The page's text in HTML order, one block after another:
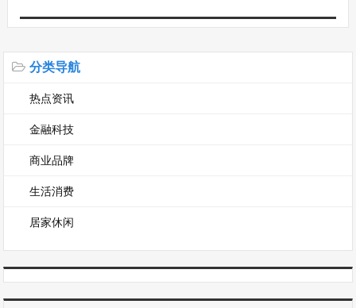
分类导航
热点资讯
金融科技
商业品牌
生活消费
居家休闲